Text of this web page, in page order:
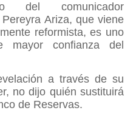
del comunicador
Ariza, que viene
reformista, es uno
mayor confianza del
a través de su
no dijo quién sustituirá
de Reservas.